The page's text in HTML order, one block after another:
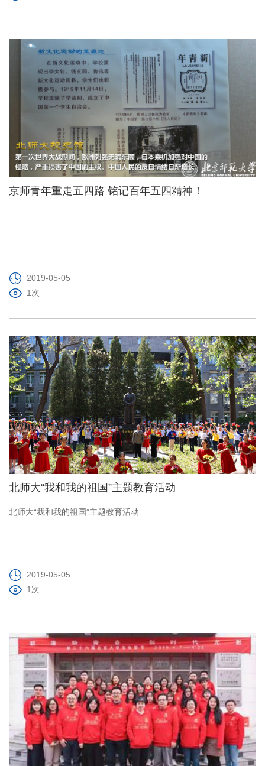
京师青年重走五四路 铭记百年五四精神！
2019-05-05
1次
北师大“我和我的祖国”主题教育活动
北师大“我和我的祖国”主题教育活动
2019-05-05
1次